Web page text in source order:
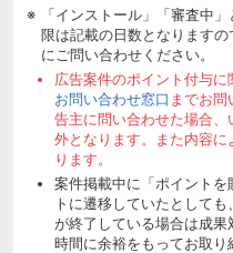
「インストール」「審査中
限は記載の日数となります
にご問い合わせください。
広告案件のポイント付与
お問い合わせ窓口 までお
告主に問い合わせた場合
外となります。また内容
ります。
案件掲載中に「ポイント
トに遷移していたとして
が終了している場合は成
時間に余裕をもってお取り